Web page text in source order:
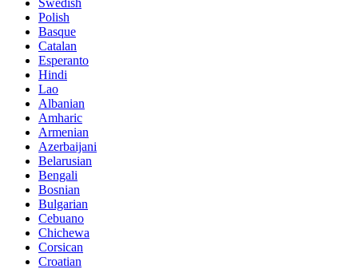
Swedish
Polish
Basque
Catalan
Esperanto
Hindi
Lao
Albanian
Amharic
Armenian
Azerbaijani
Belarusian
Bengali
Bosnian
Bulgarian
Cebuano
Chichewa
Corsican
Croatian